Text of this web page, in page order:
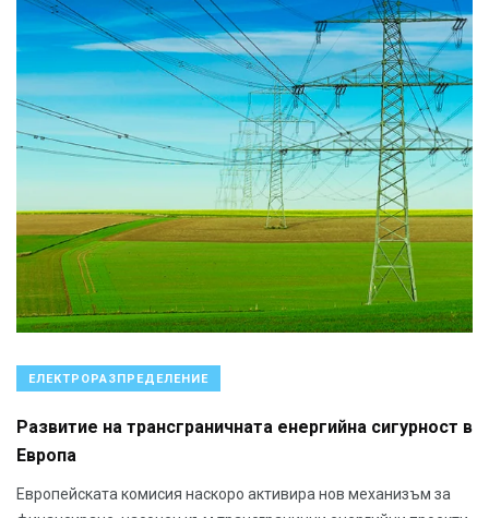
ЕЛЕКТРОРАЗПРЕДЕЛЕНИЕ
Развитие на трансграничната енергийна сигурност в
Европа
Европейската комисия наскоро активира нов механизъм за